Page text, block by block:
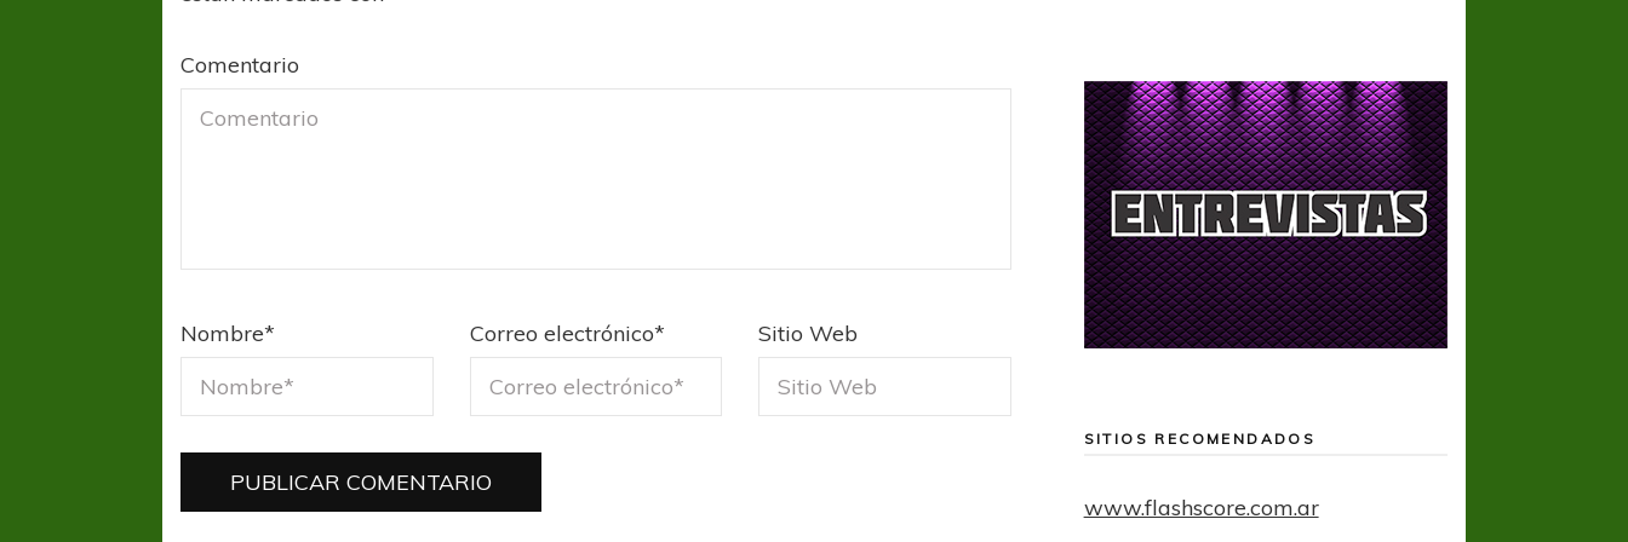
Comentario
Nombre* Correo electrónico* Sitio Web
SITIOS RECOMENDADOS
www.flashscore.com.ar